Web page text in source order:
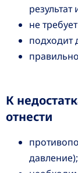
результат
не
подходит
К
отнести
давление);